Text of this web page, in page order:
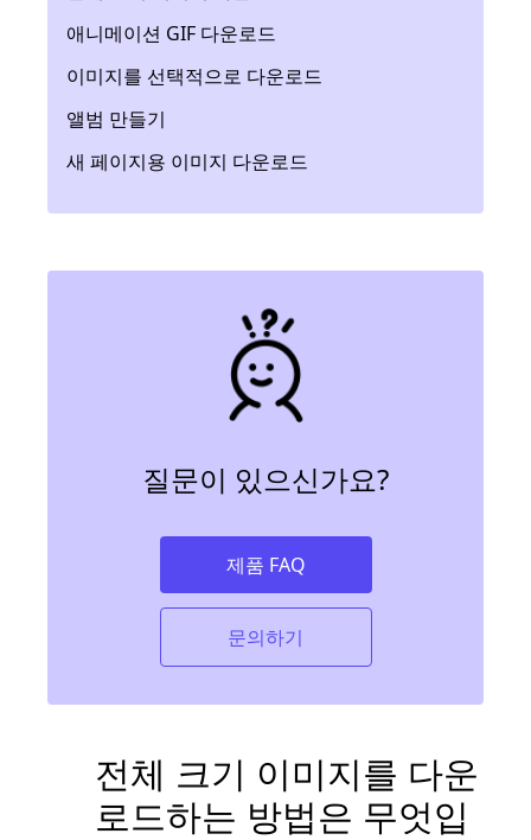
애니메이션 GIF 다운로드
이미지를 선택적으로 다운로드
앨범 만들기
새 페이지용 이미지 다운로드
질문이 있으신가요?
제품 FAQ
문의하기
전체 크기 이미지를 다운
로드하는 방법은 무엇입